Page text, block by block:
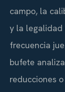
campo, la
y la
frecuencia
bufete
reducciones